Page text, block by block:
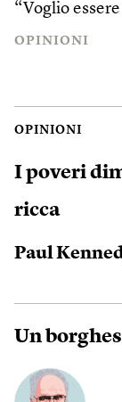
“Voglio
OPINIONI
OPINIONI
I poveri
ricca
Paul
Un